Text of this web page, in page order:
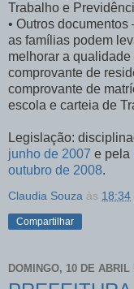
Trabalho e
• Outros
as famílias podem
melhorar a
comprovante de
comprovante de
escola e carteia de
Legislação:
junho de 2007 e pela
outubro de 2008.
Claudia Souza às 18:34
Compartilhar
DOMINGO, 10 DE ABRIL